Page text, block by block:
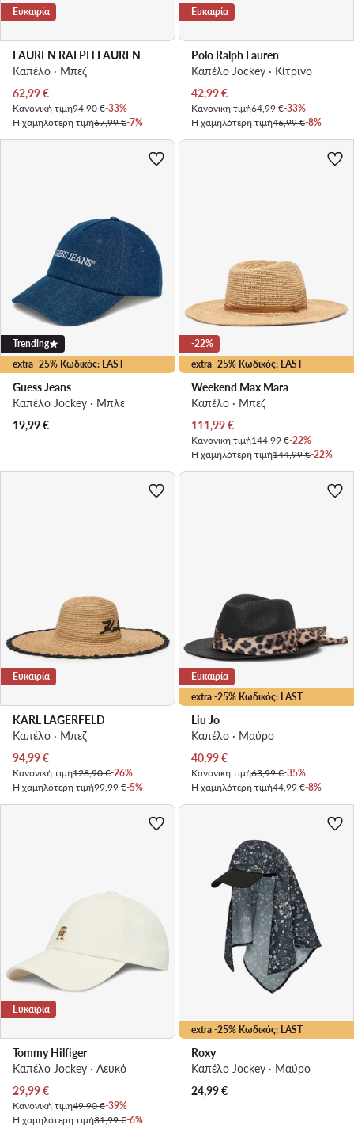
Ευκαιρία
LAUREN RALPH LAUREN
Καπέλο · Μπεζ
Τρέχουσα τιμή
62,99€
Κανονική τιμή94,90 €-33%
Η χαμηλότερη τιμή67,99 €-7%
Ευκαιρία
Polo Ralph Lauren
Καπέλο Jockey · Κίτρινο
Τρέχουσα τιμή
42,99€
Κανονική τιμή64,99 €-33%
Η χαμηλότερη τιμή46,99 €-8%
extra -25% Κωδικός: LAST
Trending
Guess Jeans
Καπέλο Jockey · Μπλε
19,99€
extra -25% Κωδικός: LAST
-22%
Weekend Max Mara
Καπέλο · Μπεζ
Τρέχουσα τιμή
111,99€
Κανονική τιμή144,99 €-22%
Η χαμηλότερη τιμή144,99 €-22%
Ευκαιρία
KARL LAGERFELD
Καπέλο · Μπεζ
Τρέχουσα τιμή
94,99€
Κανονική τιμή128,90 €-26%
Η χαμηλότερη τιμή99,99 €-5%
extra -25% Κωδικός: LAST
Ευκαιρία
Liu Jo
Καπέλο · Μαύρο
Τρέχουσα τιμή
40,99€
Κανονική τιμή63,99 €-35%
Η χαμηλότερη τιμή44,99 €-8%
Ευκαιρία
Tommy Hilfiger
Καπέλο Jockey · Λευκό
Τρέχουσα τιμή
29,99€
Κανονική τιμή49,90 €-39%
Η χαμηλότερη τιμή31,99 €-6%
extra -25% Κωδικός: LAST
Roxy
Καπέλο Jockey · Μαύρο
24,99€